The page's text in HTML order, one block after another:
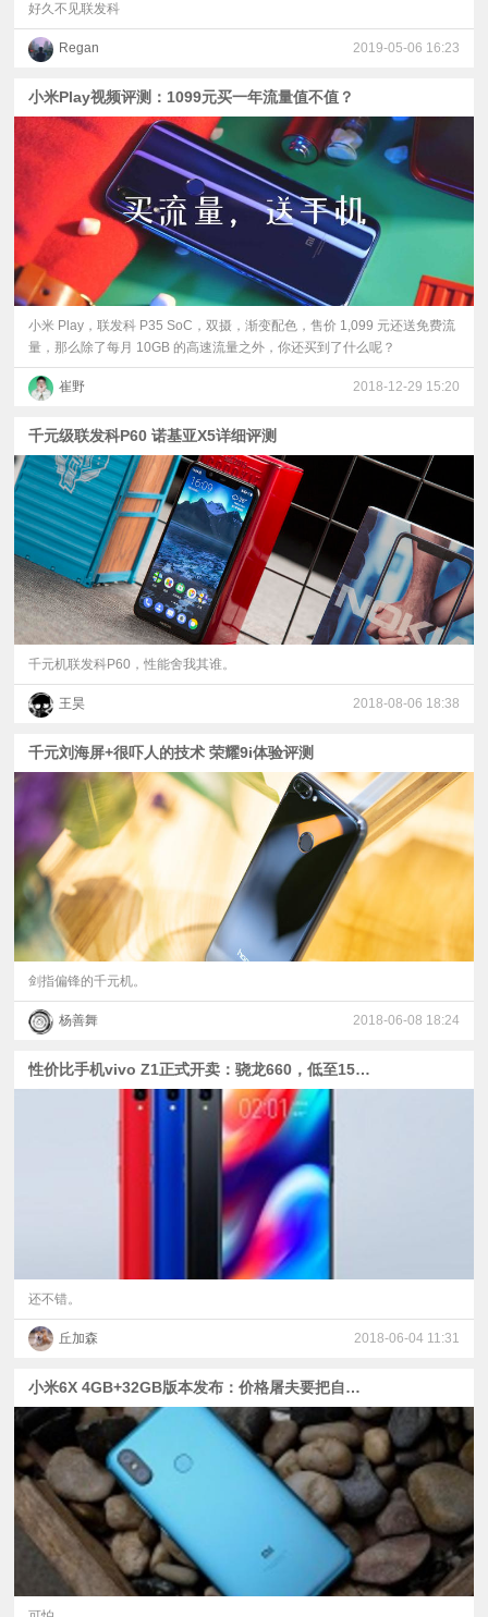
好久不见联发科
Regan 2019-05-06 16:23
小米Play视频评测：1099元买一年流量值不值？
小米 Play，联发科 P35 SoC，双摄，渐变配色，售价 1,099 元还送免费流
量，那么除了每月 10GB 的高速流量之外，你还买到了什么呢？
崔野 2018-12-29 15:20
千元级联发科P60 诺基亚X5详细评测
千元机联发科P60，性能舍我其谁。
王昊 2018-08-06 18:38
千元刘海屏+很吓人的技术 荣耀9i体验评测
剑指偏锋的千元机。
杨善舞 2018-06-08 18:24
性价比手机vivo Z1正式开卖：骁龙660，低至1598元！
还不错。
丘加森 2018-06-04 11:31
小米6X 4GB+32GB版本发布：价格屠夫要把自家红米屠了？